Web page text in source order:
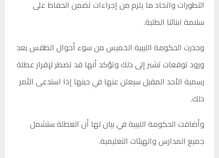
التطورات واتخاذ ما يلزم من إجراءات تضمن الحفاظ على
سلامة ابنائنا الطلبة.
وحذرت الحكومة الليبية الخميس من سوء أحوال الطقس بعد
ورود توقعات تشير إلى ذلك وتؤكد أنها قد تضطر لإقرار عطلة
رسمية الأحد المقبل سيعلن عنها في حينها إذا استدعى الأمر
ذلك.
وأضافت الحكومة الليبية في بيان لها أن العطلة ستشمل
جميع المدارس والهيئات التعليمية.